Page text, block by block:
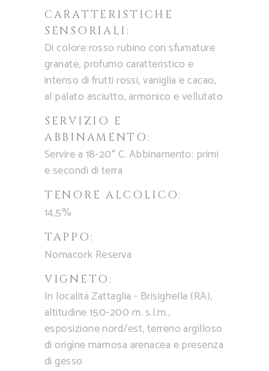
CARATTERISTICHE
SENSORIALI:
Di colore rosso rubino con sfumature
granate, profumo caratteristico e
intenso di frutti rossi, vaniglia e cacao,
al palato asciutto, armonico e vellutato
SERVIZIO E
ABBINAMENTO:
Servire a 18-20° C. Abbinamento: primi
e secondi di terra
TENORE ALCOLICO:
14,5%
TAPPO:
Nomacork Reserva
VIGNETO:
In località Zattaglia - Brisighella (RA),
altitudine 150-200 m. s.l.m.,
esposizione nord/est, terreno argilloso
di origine marnosa arenacea e presenza
di gesso